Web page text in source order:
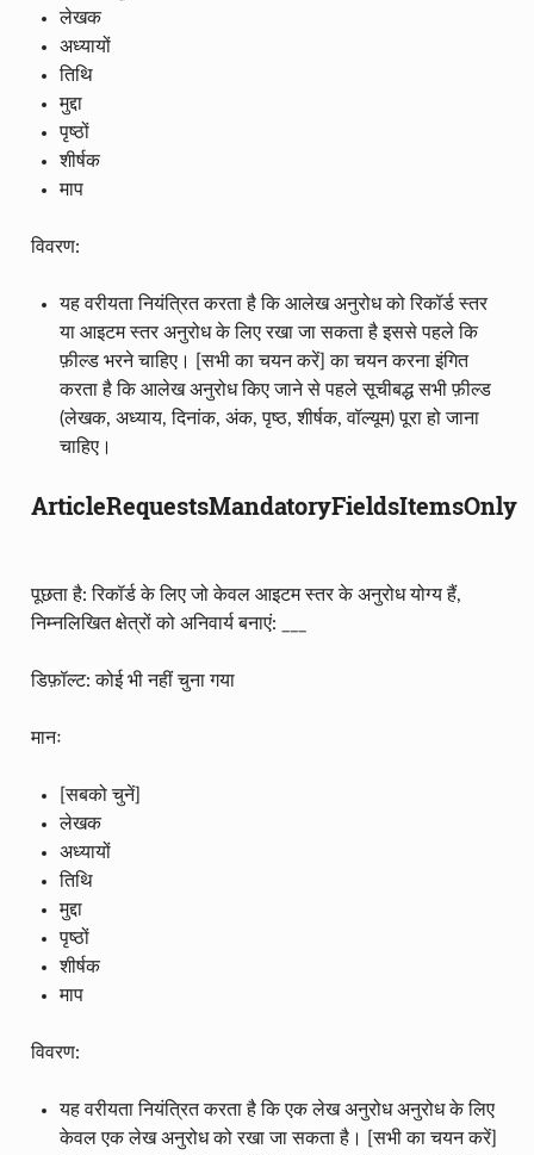
लेखक
अध्यायों
तिथि
मुद्दा
पृष्ठों
शीर्षक
माप
विवरण:
यह वरीयता नियंत्रित करता है कि आलेख अनुरोध को रिकॉर्ड स्तर
या आइटम स्तर अनुरोध के लिए रखा जा सकता है इससे पहले कि
फ़ील्ड भरने चाहिए। [सभी का चयन करें] का चयन करना इंगित
करता है कि आलेख अनुरोध किए जाने से पहले सूचीबद्ध सभी फ़ील्ड
(लेखक, अध्याय, दिनांक, अंक, पृष्ठ, शीर्षक, वॉल्यूम) पूरा हो जाना
चाहिए।
ArticleRequestsMandatoryFieldsItemsOnly
पूछता है: रिकॉर्ड के लिए जो केवल आइटम स्तर के अनुरोध योग्य हैं,
निम्नलिखित क्षेत्रों को अनिवार्य बनाएं: ___
डिफ़ॉल्ट: कोई भी नहीं चुना गया
मानः
[सबको चुनें]
लेखक
अध्यायों
तिथि
मुद्दा
पृष्ठों
शीर्षक
माप
विवरण:
यह वरीयता नियंत्रित करता है कि एक लेख अनुरोध अनुरोध के लिए
केवल एक लेख अनुरोध को रखा जा सकता है। [सभी का चयन करें]